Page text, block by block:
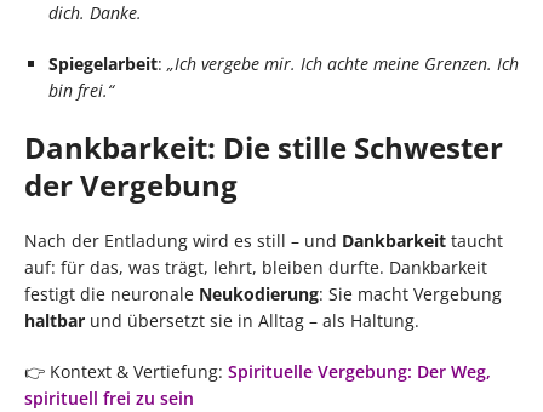
dich. Danke.
Spiegelarbeit: „Ich vergebe mir. Ich achte meine Grenzen. Ich
bin frei.“
Dankbarkeit: Die stille Schwester
der Vergebung
Nach der Entladung wird es still – und Dankbarkeit taucht
auf: für das, was trägt, lehrt, bleiben durfte. Dankbarkeit
festigt die neuronale Neukodierung: Sie macht Vergebung
haltbar und übersetzt sie in Alltag – als Haltung.
👉 Kontext & Vertiefung: Spirituelle Vergebung: Der Weg,
spirituell frei zu sein